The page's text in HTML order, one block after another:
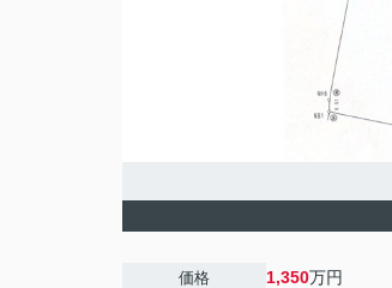
価格 1,350万円